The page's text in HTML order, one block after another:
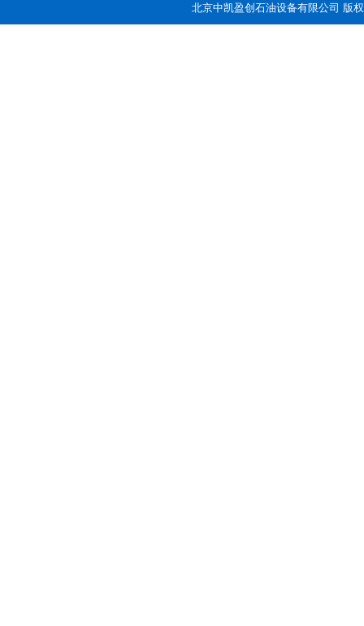
北京中凯盈创石油设备有限公司 版